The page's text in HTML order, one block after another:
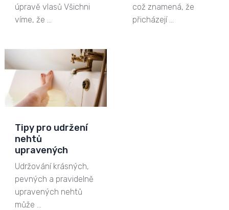
úpravě vlasů Všichni
víme, že …
což znamená, že
přicházejí …
Tipy pro udržení
nehtů
upravených
Udržování krásných,
pevných a pravidelně
upravených nehtů
může …